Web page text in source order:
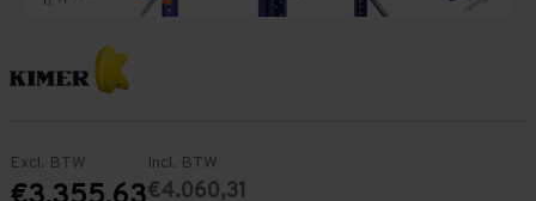
Excl. BTW Incl. BTW
€4.060,31